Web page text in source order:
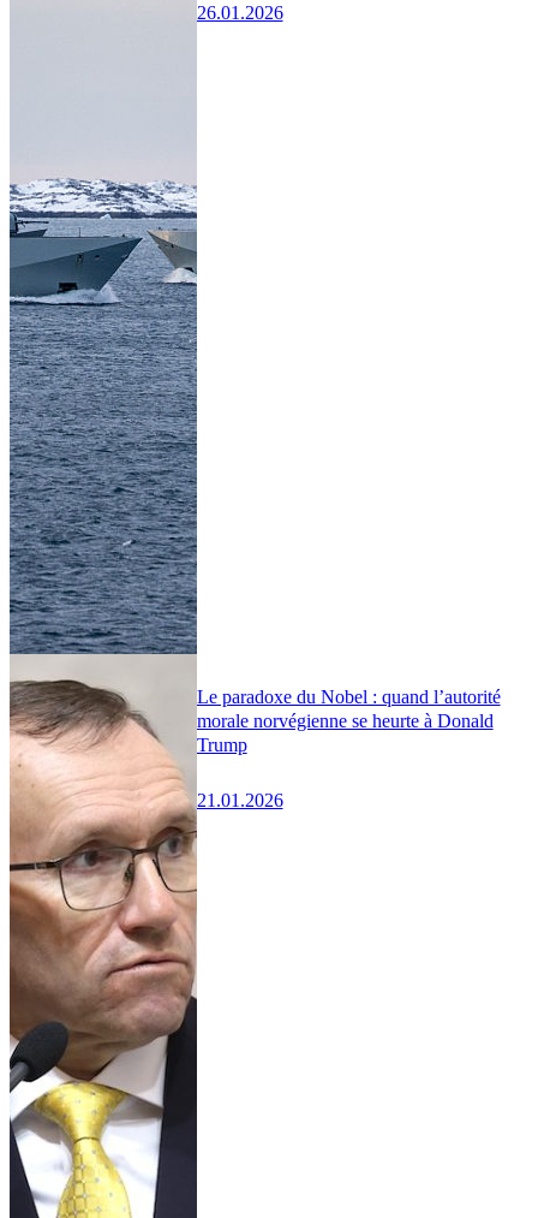
26.01.2026
Le paradoxe du Nobel : quand l’autorité
morale norvégienne se heurte à Donald
Trump
21.01.2026